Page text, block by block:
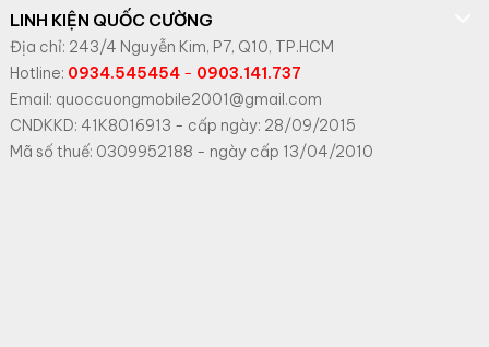
LINH KIỆN QUỐC CƯỜNG
Địa chỉ: 243/4 Nguyễn Kim, P7, Q10, TP.HCM
Hotline: 0934.545454- 0903.141.737
Email: quoccuongmobile2001@gmail.com
CNDKKD: 41K8016913 - cấp ngày: 28/09/2015
Mã số thuế: 0309952188 - ngày cấp 13/04/2010